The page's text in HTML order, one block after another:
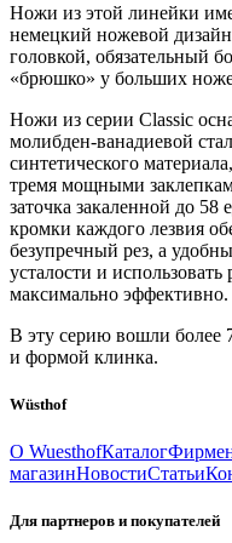
Ножи из этой линейки
немецкий ножевой
головкой, обязательный
«брюшко» у больших
Ножи из серии Classic
молибден-ванадиевой
синтетического
тремя мощными
заточка закаленной до
кромки каждого лезвия
безупречный рез, а
усталости и
максимально эффективно.
В эту серию вошли более
и формой клинка.
Wüsthof
О WuesthofКаталог
магазинНовостиСтатьи
Для партнеров и покупателей